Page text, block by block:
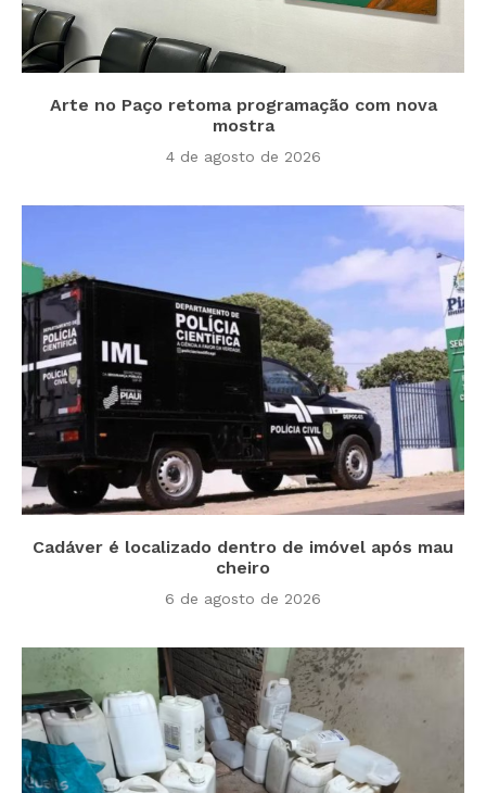
Arte no Paço retoma programação com nova
mostra
4 de agosto de 2026
Cadáver é localizado dentro de imóvel após mau
cheiro
6 de agosto de 2026